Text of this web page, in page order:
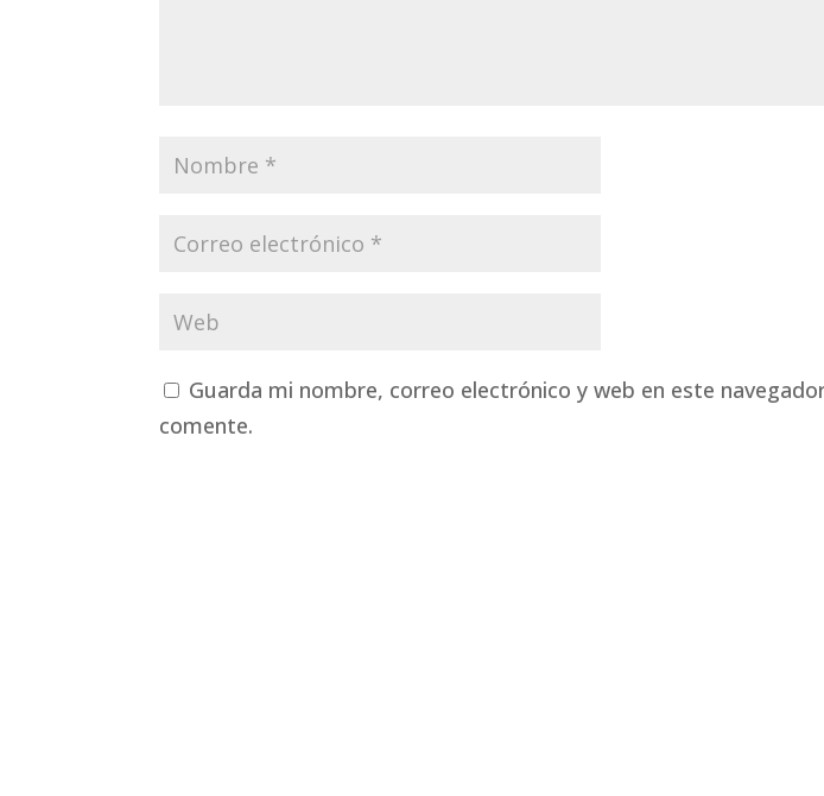
Guarda mi nombre, correo electrónico y web en este
comente.